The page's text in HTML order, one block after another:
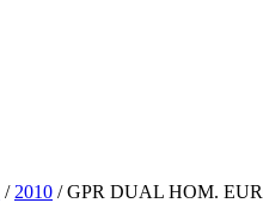
/ 2010 / GPR DUAL HOM.